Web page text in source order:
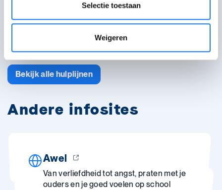
Selectie toestaan
Weigeren
Deel je vraag of verhaal met andere
iemand anders.
Bekijk alle hulplijnen
Andere infosites
Awel
Van verliefdheid tot angst, praten met je
ouders en je goed voelen op school